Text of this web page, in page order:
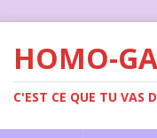
HOMO-
C'EST CE QUE TU VAS